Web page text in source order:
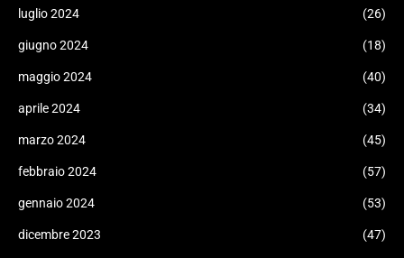
luglio 2024 (26)
giugno 2024 (18)
maggio 2024 (40)
aprile 2024 (34)
marzo 2024 (45)
febbraio 2024 (57)
gennaio 2024 (53)
dicembre 2023 (47)